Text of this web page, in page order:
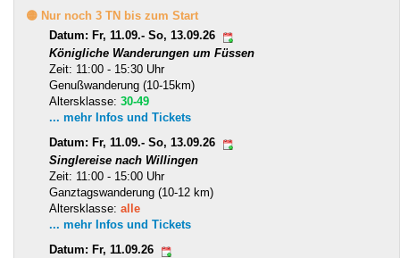
🟡 Nur noch 3 TN bis zum Start
Datum: Fr, 11.09.- So, 13.09.26
Königliche Wanderungen um Füssen
Zeit: 11:00 - 15:30 Uhr
Genußwanderung (10-15km)
Altersklasse: 30-49
... mehr Infos und Tickets
Datum: Fr, 11.09.- So, 13.09.26
Singlereise nach Willingen
Zeit: 11:00 - 15:00 Uhr
Ganztagswanderung (10-12 km)
Altersklasse: alle
... mehr Infos und Tickets
Datum: Fr, 11.09.26